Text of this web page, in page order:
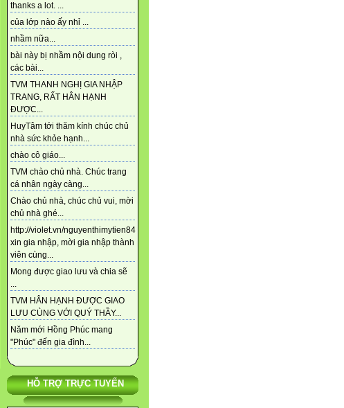
thanks a lot. ...
của lớp nào ấy nhỉ ...
nhầm nữa...
bài này bị nhầm nội dung ròi ,
các bài...
TVM THANH NGHỊ GIA NHẬP
TRANG, RẤT HÂN HẠNH
ĐƯỢC...
HuyTâm tới thăm kính chúc chủ
nhà sức khỏe hạnh...
chào cô giáo...
TVM chào chủ nhà. Chúc trang
cá nhân ngày càng...
Chào chủ nhà, chúc chủ vui, mời
chủ nhà ghé...
http://violet.vn/nguyenthimytien84
xin gia nhập, mời gia nhập thành
viên cùng...
Mong được giao lưu và chia sẽ
...
TVM HÂN HẠNH ĐƯỢC GIAO
LƯU CÙNG VỚI QUÝ THẦY...
Năm mới Hồng Phúc mang
"Phúc" đến gia đình...
HỖ TRỢ TRỰC TUYẾN